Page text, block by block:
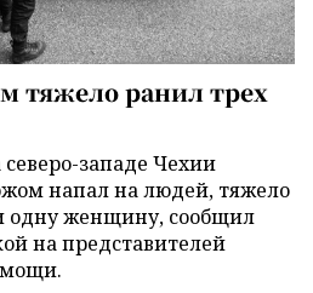
тяжело ранил трех
западе Чехии
напал на людей, тяжело
одну женщину, сообщил
на представителей